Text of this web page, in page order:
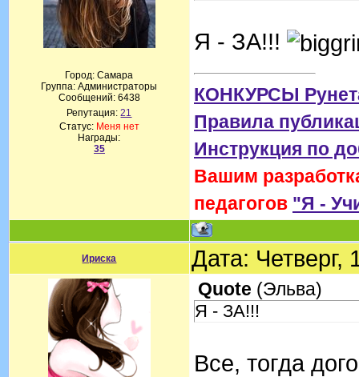
Город: Самара
Группа: Администраторы
Сообщений: 6438
Репутация:21
Статус: Меня нет
Награды:
35
Я - ЗА!!!
КОНКУРСЫ
Правила
Инструкция по
Вашим
педагогов "Я -
Ириска Дата:
Quote (Эльва)
Я - ЗА!!!
Все, тогда